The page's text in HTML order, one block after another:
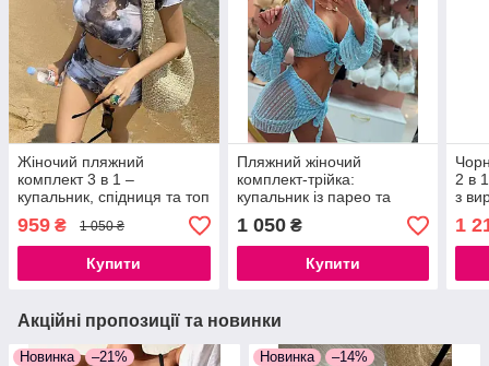
Жіночий пляжний
комплект 3 в 1 –
купальник, спідниця та топ
мармур S-L
959 ₴ 1 050 ₴
Купити
Пляжний жіночий
комплект-трійка:
купальник із парео та
кофтой жіночий рубчик із
поролоновими вставками
1 050₴
Купити
2 в
з
S,
1
Акційні пропозиції та новинки
Новинка –21% Новинка –14%